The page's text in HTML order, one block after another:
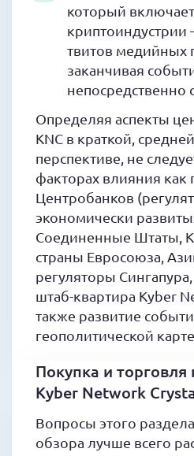
который
криптоиндустрии
твитов медийных
заканчивая
непосредственно
Определяя аспекты
KNC в краткой,
перспективе, не
факторах влияния как
Центробанков
экономически
Соединенные Штаты,
страны Евросоюза,
регуляторы
штаб-квартира Kyber
также развитие
геополитической
Покупка и
Kyber Network
Вопросы этого
обзора лучше всего